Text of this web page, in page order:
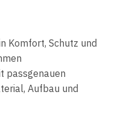
Komfort, Schutz und
passgenauen
Aufbau und